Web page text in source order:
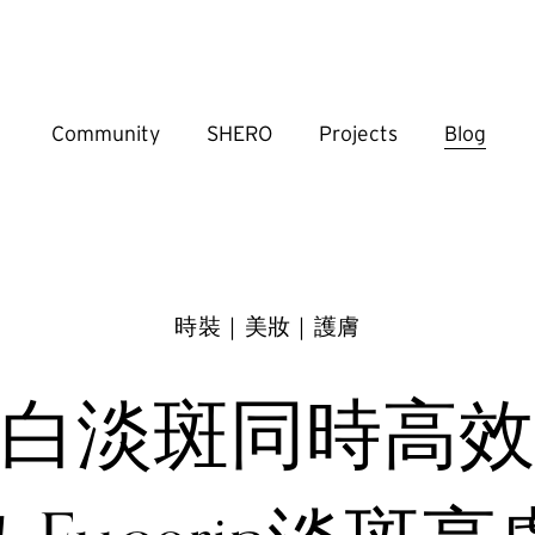
Community SHERO Projects Blog
淡斑同時高
時裝｜美妝｜護膚